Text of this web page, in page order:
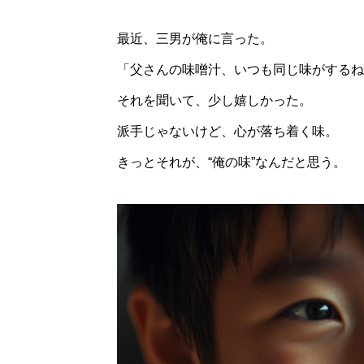
最近、三男が俺に言った。
「父さんの味噌汁、いつも同じ味がする
それを聞いて、少し嬉しかった。
派手じゃないけど、心が落ち着く味。
きっとそれが、“俺の味”なんだと思う。